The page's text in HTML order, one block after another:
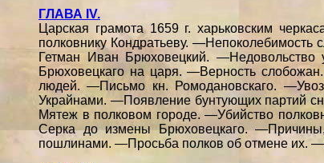
ГЛАВА IV.
Царская грамота 1659 г. харьковским
полковнику Кондратьеву.
Гетман Иван Брюховецкий. —Недовольство
Брюховецкаго на царя. —Верность
людей. —Письмо кн. Ромодановскаго.
Украйнами. —Появление бунтующих партий
Мятеж в полковом городе. —Убийство
Серка до измены Брюховецкаго.
пошлинами. —Просьба полков об отмене их.